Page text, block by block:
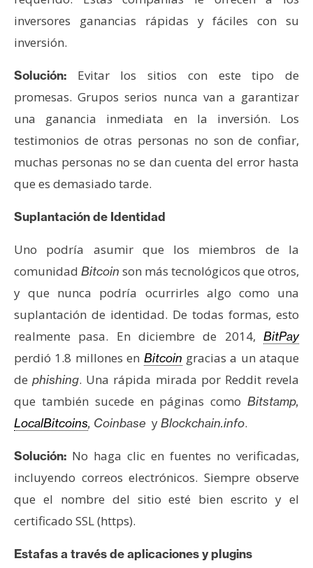
inversores ganancias rápidas y fáciles con su
inversión.
Solución: Evitar los sitios con este tipo de
promesas. Grupos serios nunca van a garantizar
una ganancia inmediata en la inversión. Los
testimonios de otras personas no son de confiar,
muchas personas no se dan cuenta del error hasta
que es demasiado tarde.
Suplantación de Identidad
Uno podría asumir que los miembros de la
comunidad Bitcoin son más tecnológicos que otros,
y que nunca podría ocurrirles algo como una
suplantación de identidad. De todas formas, esto
realmente pasa. En diciembre de 2014, BitPay
perdió 1.8 millones en Bitcoin gracias a un ataque
dephishing. Una rápida mirada por Reddit revela
que también sucede en páginas como Bitstamp,
LocalBitcoins, Coinbase yBlockchain.info.
Solución: No haga clic en fuentes no verificadas,
incluyendo correos electrónicos. Siempre observe
que el nombre del sitio esté bien escrito y el
certificado SSL (https).
Estafas a través de aplicaciones y plugins